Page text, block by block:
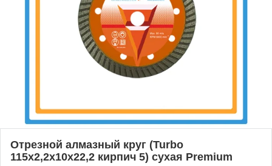
Отрезной алмазный круг (Turbo
115x2,2x10x22,2 кирпич 5) сухая Premium